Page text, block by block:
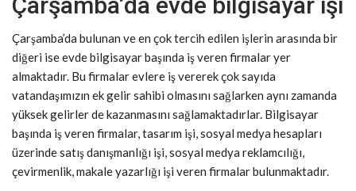
Çarşamba’da bulunan ve en çok tercih edilen işlerin arasında bir
diğeri ise evde bilgisayar başında iş veren firmalar yer
almaktadır. Bu firmalar evlere iş vererek çok sayıda
vatandaşımızın ek gelir sahibi olmasını sağlarken aynı zamanda
yüksek gelirler de kazanmasını sağlamaktadırlar. Bilgisayar
başında iş veren firmalar, tasarım işi, sosyal medya hesapları
üzerinde satış danışmanlığı işi, sosyal medya reklamcılığı,
çevirmenlik, makale yazarlığı işi veren firmalar bulunmaktadır.